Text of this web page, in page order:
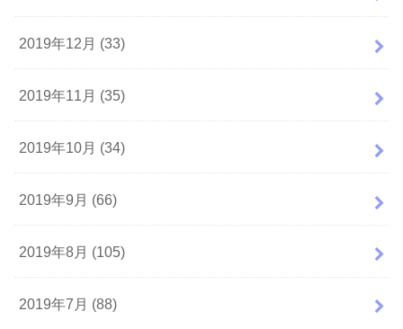
2019年12月 (33)
2019年11月 (35)
2019年10月 (34)
2019年9月 (66)
2019年8月 (105)
2019年7月 (88)